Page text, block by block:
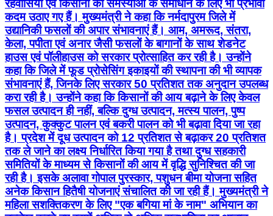
रहवासियों एवं किसानों की समस्याओं के समाधान के लिए भी प्रभावी
कदम उठाए गए हैं। मुख्यमंत्री ने कहा कि नर्मदापुरम जिले में
उद्यानिकी फसलों की अपार संभावनाएं हैं। आम, अमरूद, संतरा,
केला, पपीता एवं अनार जैसी फसलों के बागानों के साथ शेडनेट
हाउस एवं पॉलीहाउस को सरकार प्रोत्साहित कर रही है। उन्होंने
कहा कि जिले में फूड प्रोसेसिंग इकाइयों की स्थापना की भी व्यापक
संभावनाएं हैं, जिनके लिए सरकार 50 प्रतिशत तक अनुदान उपलब्ध
करा रही है। उन्होंने कहा कि किसानों की आय बढ़ाने के लिए केवल
फसल उत्पादन ही नहीं, बल्कि दुग्ध उत्पादन, मत्स्य पालन, पुष्प
उत्पादन, कुक्कुट पालन एवं बकरी पालन को भी बढ़ावा दिया जा रहा
है। प्रदेश में दूध उत्पादन को 12 प्रतिशत से बढ़ाकर 20 प्रतिशत
तक ले जाने का लक्ष्य निर्धारित किया गया है तथा दुग्ध सहकारी
समितियों के माध्यम से किसानों की आय में वृद्धि सुनिश्चित की जा
रही है। इसके अलावा गोपाल पुरस्कार, पशुधन बीमा योजना सहित
अनेक किसान हितैषी योजनाएं संचालित की जा रही हैं। मुख्यमंत्री ने
महिला सशक्तिकरण के लिए "एक बगिया मां के नाम" अभियान का